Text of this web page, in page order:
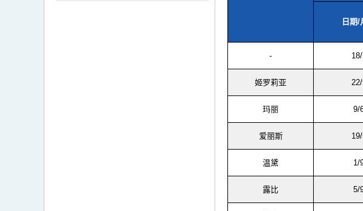
日期/
-
姬罗莉亚
玛丽 9/
爱丽斯
温黛 1/
露比 5/